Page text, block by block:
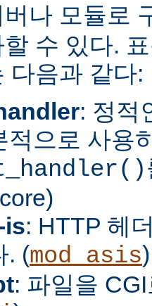
버나 모듈로
수 있다.
다음과 같다:
: 정적
적으로 사용
is: HTTP 헤
. (mod_asis)
: 파일을